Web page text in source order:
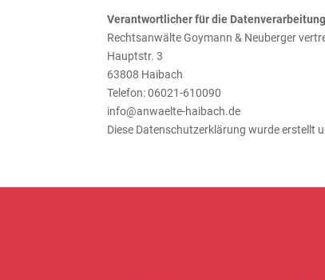
Verantwortlicher für die
Rechtsanwälte Goymann & Neuberger
Hauptstr. 3
63808 Haibach
Telefon: 06021-610090
info@anwaelte-haibach.de
Diese Datenschutzerklärung wurde erstellt